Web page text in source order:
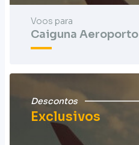
Voos para
Caiguna Aeroporto
Descontos
Exclusivos